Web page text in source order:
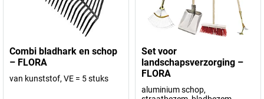
Combi bladhark en schop
– FLORA
van kunststof, VE = 5 stuks
Set voor
landschapsverzorging –
FLORA
aluminium schop,